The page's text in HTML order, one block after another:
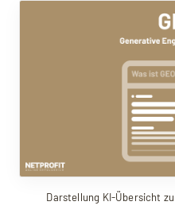
Darstellung KI-Übersicht